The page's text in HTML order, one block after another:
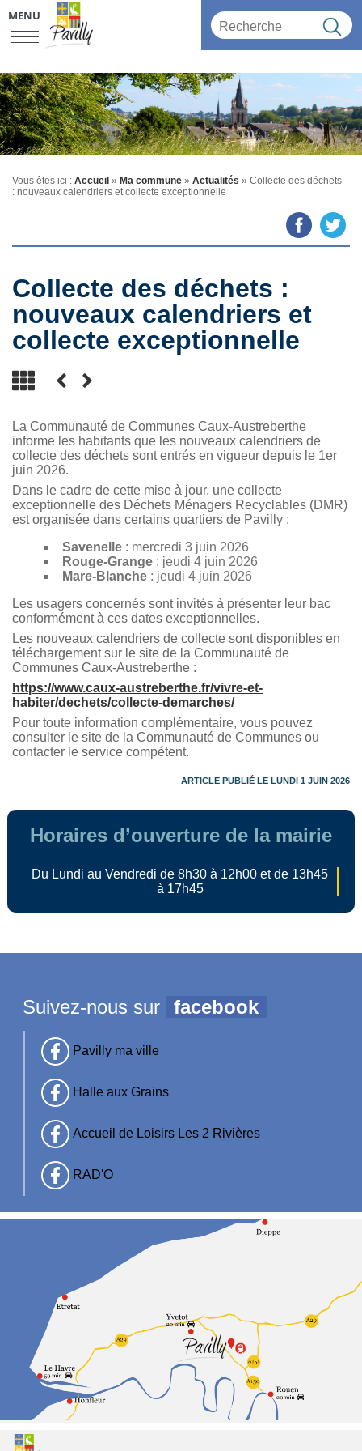
MENU
Vous êtes ici : Accueil » Ma commune » Actualités » Collecte des déchets
: nouveaux calendriers et collecte exceptionnelle
Collecte des déchets :
nouveaux calendriers et
collecte exceptionnelle
La Communauté de Communes Caux-Austreberthe
informe les habitants que les nouveaux calendriers de
collecte des déchets sont entrés en vigueur depuis le 1er
juin 2026.
Dans le cadre de cette mise à jour, une collecte
exceptionnelle des Déchets Ménagers Recyclables (DMR)
est organisée dans certains quartiers de Pavilly :
Savenelle : mercredi 3 juin 2026
Rouge-Grange : jeudi 4 juin 2026
Mare-Blanche : jeudi 4 juin 2026
Les usagers concernés sont invités à présenter leur bac
conformément à ces dates exceptionnelles.
Les nouveaux calendriers de collecte sont disponibles en
téléchargement sur le site de la Communauté de
Communes Caux-Austreberthe :
https://www.caux-austreberthe.fr/vivre-et-
habiter/dechets/collecte-demarches/
Pour toute information complémentaire, vous pouvez
consulter le site de la Communauté de Communes ou
contacter le service compétent.
ARTICLE PUBLIÉ LE LUNDI 1 JUIN 2026
Horaires d’ouverture de la mairie
Du Lundi au Vendredi de 8h30 à 12h00 et de 13h45
à 17h45
Suivez-nous sur facebook
Pavilly ma ville
Halle aux Grains
Accueil de Loisirs Les 2 Rivières
RAD'O